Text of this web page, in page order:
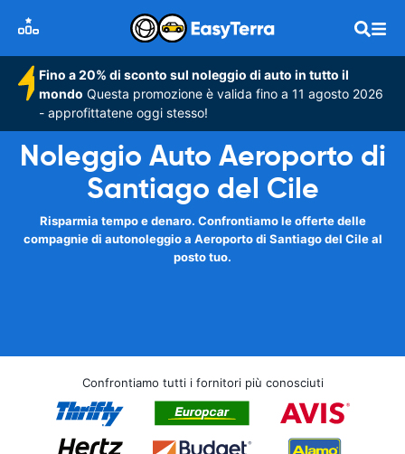
Fino a 20% di sconto sul noleggio di auto in tutto il
mondo Questa promozione è valida fino a 11 agosto 2026
- approfittatene oggi stesso!
Noleggio Auto Aeroporto di
Santiago del Cile
Risparmia tempo e denaro. Confrontiamo le offerte delle
compagnie di autonoleggio a Aeroporto di Santiago del Cile al
posto tuo.
Confrontiamo tutti i fornitori più conosciuti